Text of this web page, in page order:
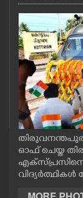
LOCAL
OBITUARY
NEWS 360
CASE DIARY
CINEMA
ഓഫ് ചെയ്ത
എക്സ്പ്രസിനെ
വിദ്യർത്ഥികൾ